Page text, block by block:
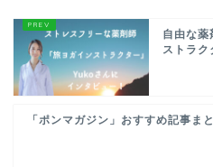
自由な
ストラク
「ポンマガジン」おすすめ記事ま